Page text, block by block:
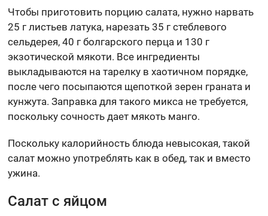
Чтобы приготовить порцию салата, нужно нарвать
25 г листьев латука, нарезать 35 г стеблевого
сельдерея, 40 г болгарского перца и 130 г
экзотической мякоти. Все ингредиенты
выкладываются на тарелку в хаотичном порядке,
после чего посыпаются щепоткой зерен граната и
кунжута. Заправка для такого микса не требуется,
поскольку сочность дает мякоть манго.
Поскольку калорийность блюда невысокая, такой
салат можно употреблять как в обед, так и вместо
ужина.
Салат с яйцом